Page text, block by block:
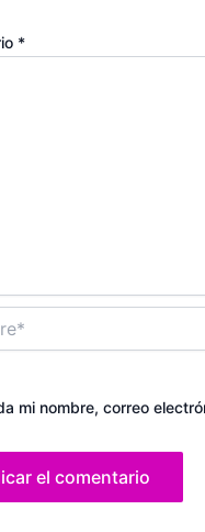
*
mi nombre, correo